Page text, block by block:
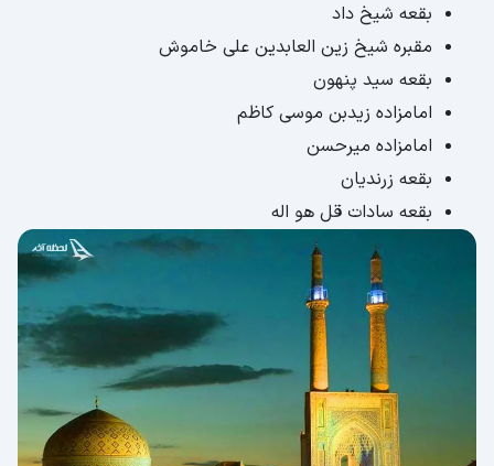
بقعه شیخ داد
مقبره شیخ زین ‌العابدین علی خاموش
بقعه سید پنهون
امامزاده زیدبن موسی کاظم
امامزاده میرحسن
بقعه زرندیان
بقعه سادات قل هو اله